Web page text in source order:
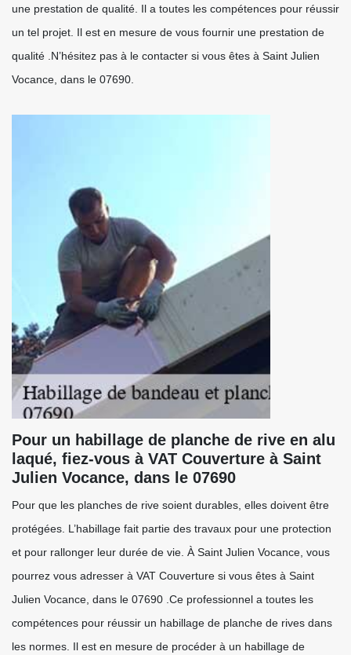
une prestation de qualité. Il a toutes les compétences pour réussir
un tel projet. Il est en mesure de vous fournir une prestation de
qualité .N’hésitez pas à le contacter si vous êtes à Saint Julien
Vocance, dans le 07690.
Pour un habillage de planche de rive en alu
laqué, fiez-vous à VAT Couverture à Saint
Julien Vocance, dans le 07690
Pour que les planches de rive soient durables, elles doivent être
protégées. L’habillage fait partie des travaux pour une protection
et pour rallonger leur durée de vie. À Saint Julien Vocance, vous
pourrez vous adresser à VAT Couverture si vous êtes à Saint
Julien Vocance, dans le 07690 .Ce professionnel a toutes les
compétences pour réussir un habillage de planche de rives dans
les normes. Il est en mesure de procéder à un habillage de